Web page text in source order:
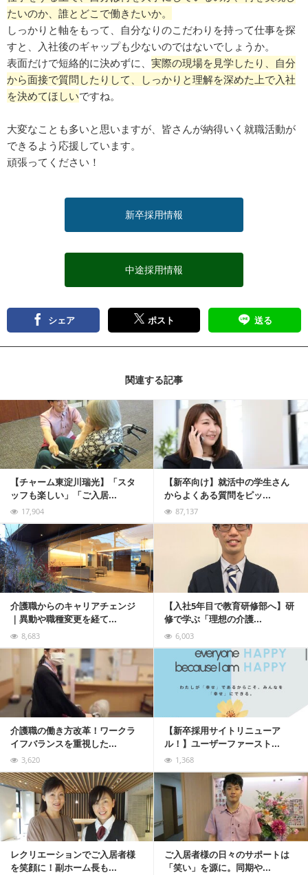
たいのか、誰とどこで働きたいか。
しっかりと軸をもって、自分なりのこだわりを持って仕事を探
すと、入社後のギャップも少ないのではないでしょうか。
表面だけで短絡的に決めずに、 実際の現場を見学したり、自分
から面接で質問したりして、しっかりと理解を深めた上で入社
を決めてほしいですね。
大変なことも多いと思いますが、皆さんが納得いく就職活動が
できるよう応援しています。
頑張ってください！
新卒採用情報
中途採用情報
シェア ポスト 送る
関連する記事
【チャーム東淀川瑞光】「スタ
ッフも楽しい」「ご入居...
17,904
【新卒向け】就活中の学生さん
からよくある質問をピッ...
87,137
記事を読む
介護職からのキャリアチェンジ
｜異動や職種変更を経て...
8,683
【入社5年目で教育研修部へ】研
修で学ぶ「理想の介護...
6,003
記事を読む
介護職の働き方改革！ワークラ
イフバランスを重視した...
3,620
【新卒採用サイトリニューア
ル！】ユーザーファースト...
1,368
記事を読む
レクリエーションでご入居者様
を笑顔に！副ホーム長も...
ご入居者様の日々のサポートは
「笑い」を源に。同期や...
記事を読む